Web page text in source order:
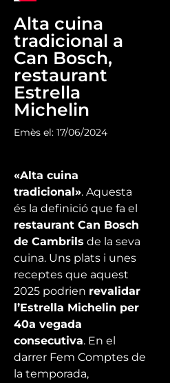
Alta cuina
tradicional a
Can Bosch,
restaurant
Estrella
Michelin
Emès el: 17/06/2024
«Alta cuina
tradicional». Aquesta
és la definició que fa el
restaurant Can Bosch
de Cambrils de la seva
cuina. Uns plats i unes
receptes que aquest
2025 podrien revalidar
l’Estrella Michelin per
40a vegada
consecutiva. En el
darrer Fem Comptes de
la temporada,